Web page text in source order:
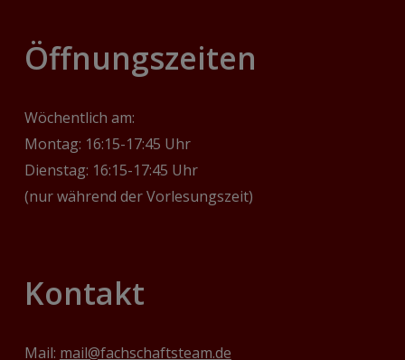
‎Öffnungszeiten
Wöchentlich am:
Montag: 16:15-17:45 Uhr
Dienstag: 16:15-17:45 Uhr
(nur während der Vorlesungszeit)
Kontakt
Mail: mail@fachschaftsteam.de